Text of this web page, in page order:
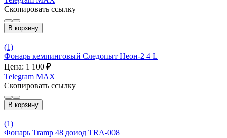
Скопировать ссылку
В корзину
(1)
Фонарь кемпинговый Следопыт Неон-2 4 L
Цена: 1 100 ₽
Telegram MAX
Скопировать ссылку
В корзину
(1)
Фонарь Tramp 48 доиод TRA-008